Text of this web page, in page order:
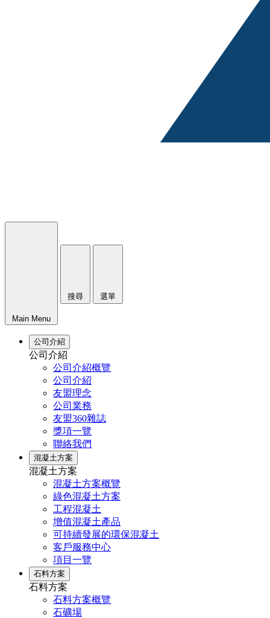
Main Menu
搜尋 選單
公司介紹
公司介紹
公司介紹概覽
公司介紹
友盟理念
公司業務
友盟360雜誌
獎項一覽
聯絡我們
混凝土方案
混凝土方案
混凝土方案概覽
綠色混凝土方案
工程混凝土
增值混凝土產品
可持續發展的環保混凝土
客戶服務中心
項目一覽
石料方案
石料方案
石料方案概覽
石礦場